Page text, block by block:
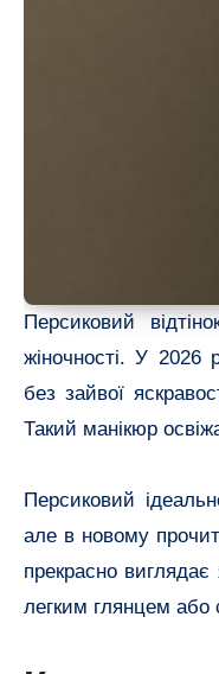
Персиковий
жіночності. У 2026
без зайвої
Такий манікюр
Персиковий
але в новому
прекрасно виглядає
легким глянцем